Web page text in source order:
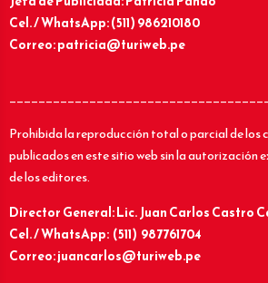
Cel. / WhatsApp: (511) 986210180
Correo: patricia@turiweb.pe
Prohibida la reproducción total o parcial de los
publicados en este sitio web sin la autorización
de los editores.
Director General: Lic.Juan Carlos Castro
Cel. / WhatsApp: (511) 987761704
Correo: juancarlos@turiweb.pe